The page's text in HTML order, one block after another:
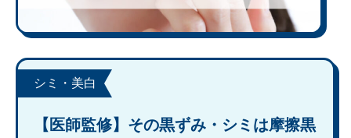
シミ・美白
【医師監修】その黒ずみ・シミは摩擦黒